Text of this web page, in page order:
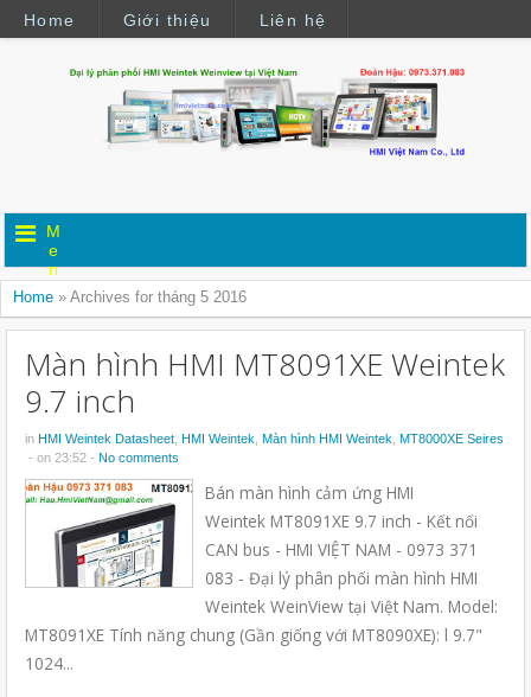
Home Giới thiệu Liên hệ
M
e
n
Home » Archives for tháng 5 2016
Màn hình HMI MT8091XE Weintek
9.7 inch
in HMI Weintek Datasheet HMI Weintek Màn hình HMI Weintek MT8000XE Seires
- on 23:52 - No comments
Bán màn hình cảm ứng HMI
Weintek MT8091XE 9.7 inch - Kết nối
CAN bus - HMI VIỆT NAM - 0973 371
083 - Đại lý phân phối màn hình HMI
Weintek WeinView tại Việt Nam. Model:
MT8091XE Tính năng chung (Gần giống với MT8090XE): l 9.7"
1024...